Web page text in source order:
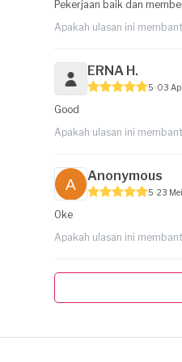
Pekerjaan baik dan
Apakah ulasan ini
ERNA H.
5 03
Good
Apakah ulasan ini
Anonymous
5 23
Oke
Apakah ulasan ini